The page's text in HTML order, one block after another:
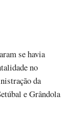
se havia
no
da
e Grândola